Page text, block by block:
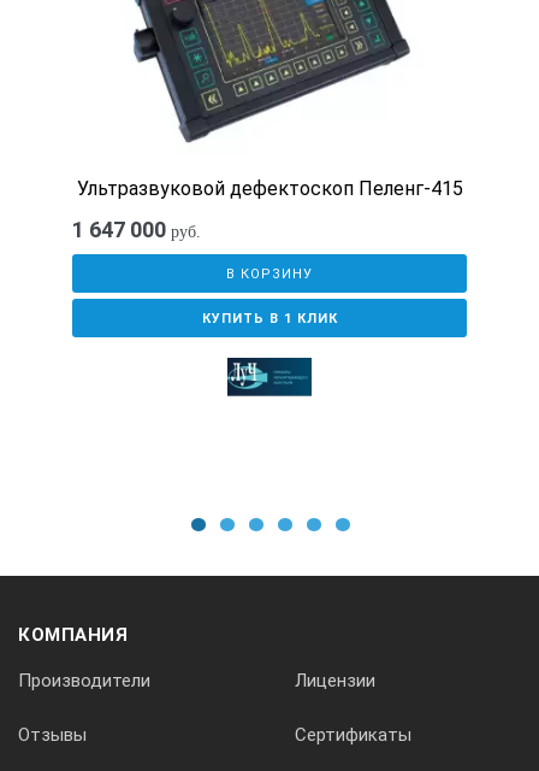
Функция ВРЧ по 32-м точкам с возможностью
регулировки положения и усиления в каждой точке
Просмотр результатов контроля на приборе
Усилитель: 0.02 - 2,5 МГц
Возможность подключения датчика оборотов или пути
Интерфейс: Ethernet
Ультразвуковой дефектоскоп Пеленг-415
1 647 000 руб.
В КОРЗИНУ
КУПИТЬ В 1 КЛИК
КОМПАНИЯ
Производители Лицензии
Отзывы Сертификаты